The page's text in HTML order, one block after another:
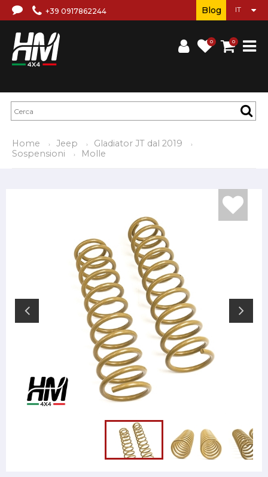
+39 0917862244
0 0
Blog
Home Jeep
Gladiator JT dal 2019
Sospensioni
Molle